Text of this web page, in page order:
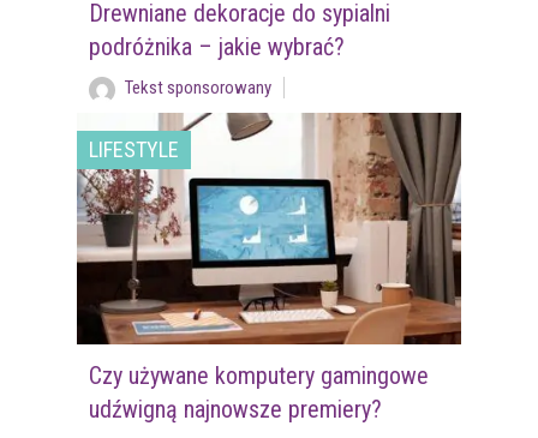
Drewniane dekoracje do sypialni
podróżnika – jakie wybrać?
Tekst sponsorowany
LIFESTYLE
Czy używane komputery gamingowe
udźwigną najnowsze premiery?